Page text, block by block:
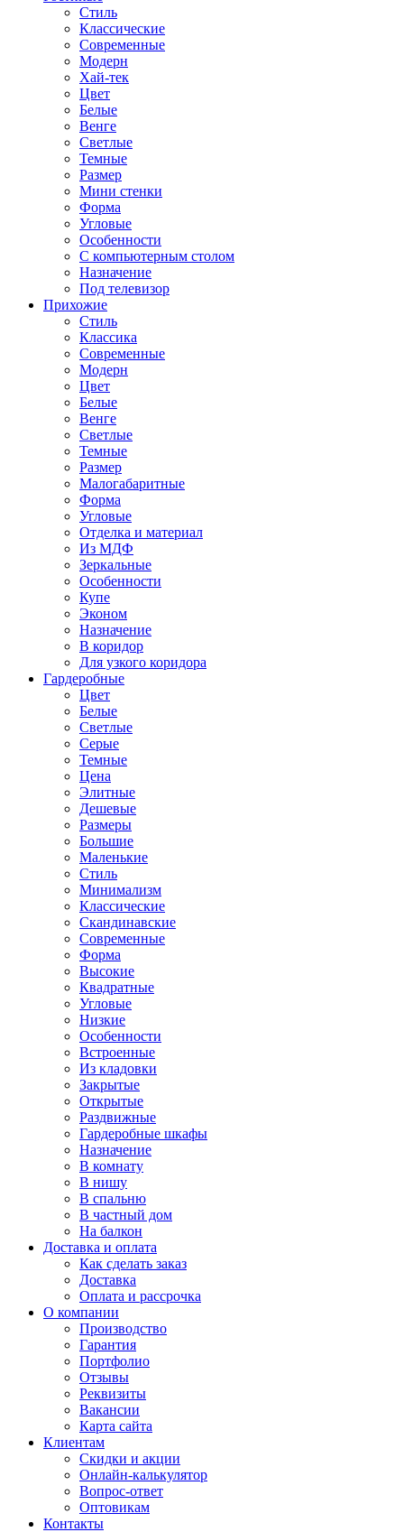
Стиль
Классические
Современные
Модерн
Хай-тек
Цвет
Белые
Венге
Светлые
Темные
Размер
Мини стенки
Форма
Угловые
Особенности
С компьютерным столом
Назначение
Под телевизор
Прихожие
Стиль
Классика
Современные
Модерн
Цвет
Белые
Венге
Светлые
Темные
Размер
Малогабаритные
Форма
Угловые
Отделка и материал
Из МДФ
Зеркальные
Особенности
Купе
Эконом
Назначение
В коридор
Для узкого коридора
Гардеробные
Цвет
Белые
Светлые
Серые
Темные
Цена
Элитные
Дешевые
Размеры
Большие
Маленькие
Стиль
Минимализм
Классические
Скандинавские
Современные
Форма
Высокие
Квадратные
Угловые
Низкие
Особенности
Встроенные
Из кладовки
Закрытые
Открытые
Раздвижные
Гардеробные шкафы
Назначение
В комнату
В нишу
В спальню
В частный дом
На балкон
Доставка и оплата
Как сделать заказ
Доставка
Оплата и рассрочка
О компании
Производство
Гарантия
Портфолио
Отзывы
Реквизиты
Вакансии
Карта сайта
Клиентам
Скидки и акции
Онлайн-калькулятор
Вопрос-ответ
Оптовикам
Контакты